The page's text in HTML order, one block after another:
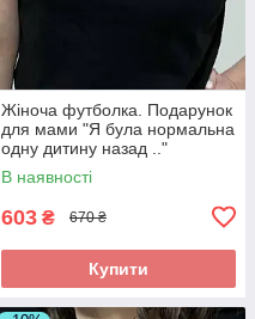
Жіноча футболка. Подарунок
для мами "Я була нормальна
одну дитину назад .."
В наявності
603 ₴ 670 ₴
Купити